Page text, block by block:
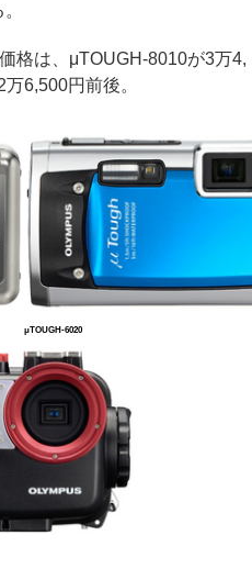
格は、μTOUGH-8010が3万4,
6,500円前後。
μTOUGH-6020